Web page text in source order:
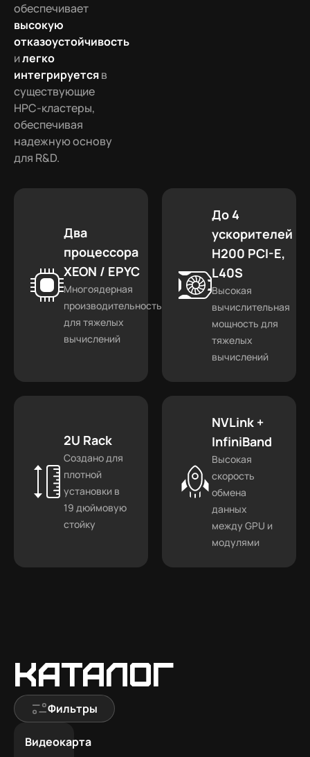
обеспечивает
высокую
отказоустойчивость
илегко
интегрируетсяв
существующие
HPC-кластеры,
обеспечивая
надежную основу
для R&D.
Два
процессора
XEON / EPYC
Многоядерная
производительность
для тяжелых
вычислений
До 4
ускорителей
H200 PCI-E,
L40S
Высокая
вычислительная
мощность для
тяжелых
вычислений
2U Rack
Создано для
плотной
установки в
19 дюймовую
стойку
NVLink +
InfiniBand
Высокая
скорость
обмена
данных
между GPU и
модулями
Каталог
Фильтры
Видеокарта